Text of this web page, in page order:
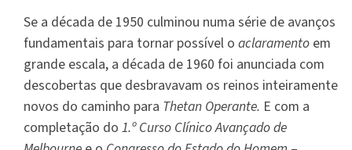
Se a década de 1950 culminou numa série de avanços
fundamentais para tornar possível o aclaramento em
grande escala, a década de 1960 foi anunciada com
descobertas que desbravavam os reinos inteiramente
novos do caminho para Thetan Operante. E com a
completação do 1.º Curso Clínico Avançado de